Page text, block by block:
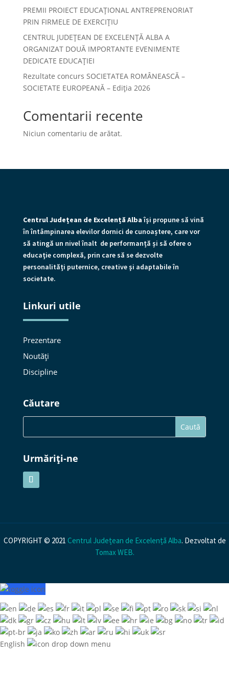
PREMII PROIECT EDUCAȚIONAL ANTREPRENORIAT
PRIN FIRMELE DE EXERCIȚIU
CENTRUL JUDEȚEAN DE EXCELENȚĂ ALBA A
ORGANIZAT DOUĂ IMPORTANTE EVENIMENTE
DEDICATE EDUCAȚIEI
Rezultate concurs SOCIETATEA ROMÂNEASCĂ –
SOCIETATE EUROPEANĂ – Ediția 2026
Comentarii recente
Niciun comentariu de arătat.
Centrul Județean de Excelență Albaîşi propune să vină
în întâmpinarea elevilor dornici de cunoaștere, care vor
să atingă un nivel înalt de performanță și să ofere o
educaţie complexă, prin care să se dezvolte
personalităţi puternice, creative şi adaptabile în
societate.
Linkuri utile
Prezentare
Noutăți
Discipline
Căutare
Urmăriți-ne
COPYRIGHT © 2021 Centrul Județean de Excelență Alba. Dezvoltat de
Tomax WEB.
English